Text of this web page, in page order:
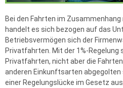
Bei den Fahrten im
handelt es sich bezogen auf das
Betriebsvermögen sich der
Privatfahrten. Mit der 1%-Regelung
Privatfahrten, nicht aber die
anderen Einkunftsarten abgegolten
einer Regelungslücke im Gesetz